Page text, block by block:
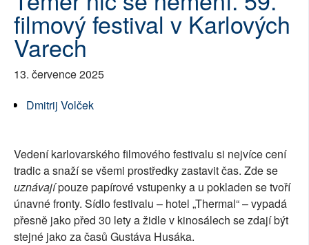
filmový festival v Karlových
Varech
13. července 2025
Dmitrij Volček
Vedení karlovarského filmového festivalu si nejvíce cení
tradic a snaží se všemi prostředky zastavit čas. Zde se
uznávajípouze papírové vstupenky a u pokladen se tvoří
únavné fronty. Sídlo festivalu – hotel „Thermal“ – vypadá
přesně jako před 30 lety a židle v kinosálech se zdají být
stejné jako za časů Gustáva Husáka.